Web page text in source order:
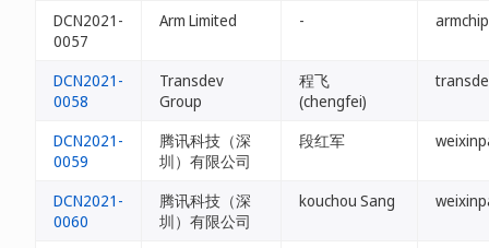
DCN2021-
0057
Arm Limited -
DCN2021-
0058
Transdev
Group
程飞
(chengfei)
DCN2021-
0059
腾讯科技（深
圳）有限公司
段红军
DCN2021-
0060
腾讯科技（深
圳）有限公司
kouchou Sang